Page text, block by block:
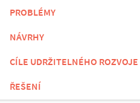
PROBLÉMY
NÁVRHY
CÍLE UDRŽITELNÉHO ROZVOJE
ŘEŠENÍ